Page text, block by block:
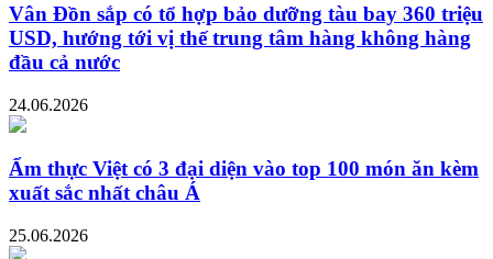
Vân Đồn sắp có tổ hợp bảo dưỡng tàu bay 360 triệu
USD, hướng tới vị thế trung tâm hàng không hàng
đầu cả nước
24.06.2026
Ẩm thực Việt có 3 đại diện vào top 100 món ăn kèm
xuất sắc nhất châu Á
25.06.2026